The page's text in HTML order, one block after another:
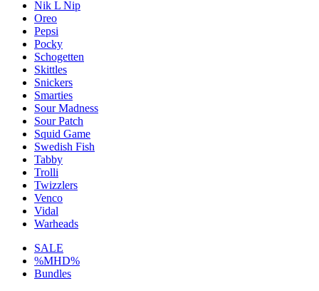
Nik L Nip
Oreo
Pepsi
Pocky
Schogetten
Skittles
Snickers
Smarties
Sour Madness
Sour Patch
Squid Game
Swedish Fish
Tabby
Trolli
Twizzlers
Venco
Vidal
Warheads
SALE
%MHD%
Bundles